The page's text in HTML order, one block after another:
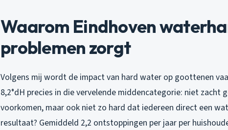
Waarom Eindhoven
problemen zorgt
Volgens mij wordt de impact van hard water op goottenen
8,2°dH precies in die vervelende middencategorie: niet zacht
voorkomen, maar ook niet zo hard dat iedereen direct een
resultaat? Gemiddeld 2,2 ontstoppingen per jaar per